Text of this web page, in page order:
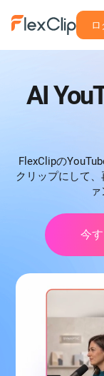
ロ
AI
FlexClipの
クリップにして
今